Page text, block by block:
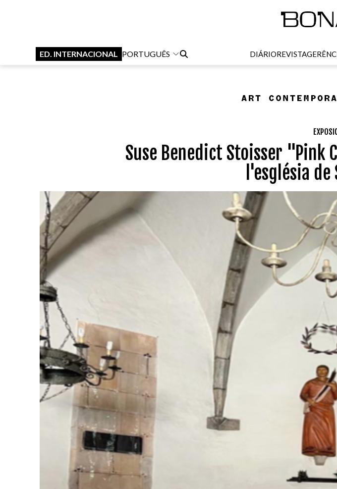
ED. INTERNACIONAL PORTUGUÊS DIÁRIOREVISTA
Suse Benedict Stoisser "Pink
l'església